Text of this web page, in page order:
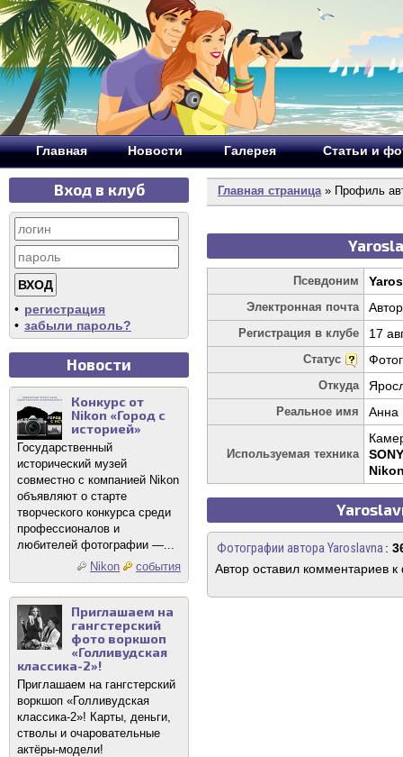
Главная Новости Галерея Статьи и
Вход в клуб
• регистрация
• забыли пароль?
Новости
Конкурс от
Nikon «Город с
историей»
Государственный
исторический музей
совместно с компанией Nikon
объявляют о старте
творческого конкурса среди
профессионалов и
любителей фотографии —...
Nikon
события
Приглашаем на
гангстерский
фото воркшоп
«Голливудская
классика-2»!
Приглашаем на гангстерский
воркшоп «Голливудская
классика-2»! Карты, деньги,
стволы и очаровательные
актёры-модели!
Главная страница» Профиль
Псевдоним
Электронная почта
Регистрация в клубе 17
Статус
Откуда
Реальное имя Анна
Используемая техника
Фотографии автора Yaroslavna:
Автор оставил комментариев